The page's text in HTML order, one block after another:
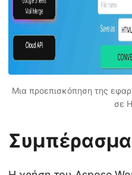
Μια προεπισκόπηση της
σε
Συμπέρασμα